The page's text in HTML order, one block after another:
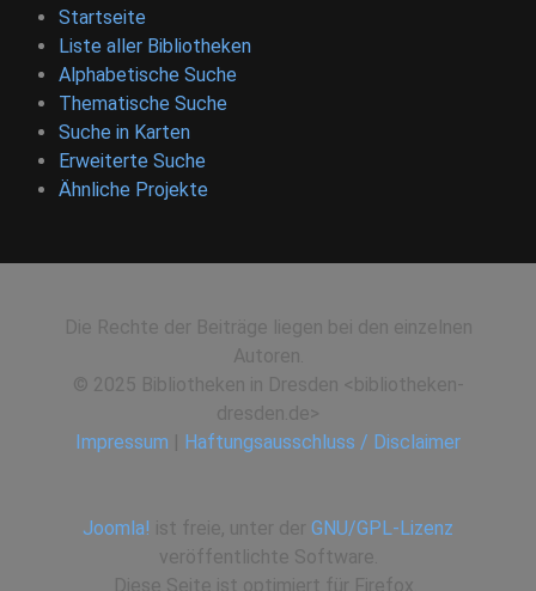
Startseite
Liste aller Bibliotheken
Alphabetische Suche
Thematische Suche
Suche in Karten
Erweiterte Suche
Ähnliche Projekte
Die Rechte der Beiträge liegen bei den einzelnen
Autoren.
© 2025 Bibliotheken in Dresden <bibliotheken-
dresden.de>
Impressum | Haftungsausschluss / Disclaimer
Joomla! ist freie, unter der GNU/GPL-Lizenz
veröffentlichte Software.
Diese Seite ist optimiert für Firefox.